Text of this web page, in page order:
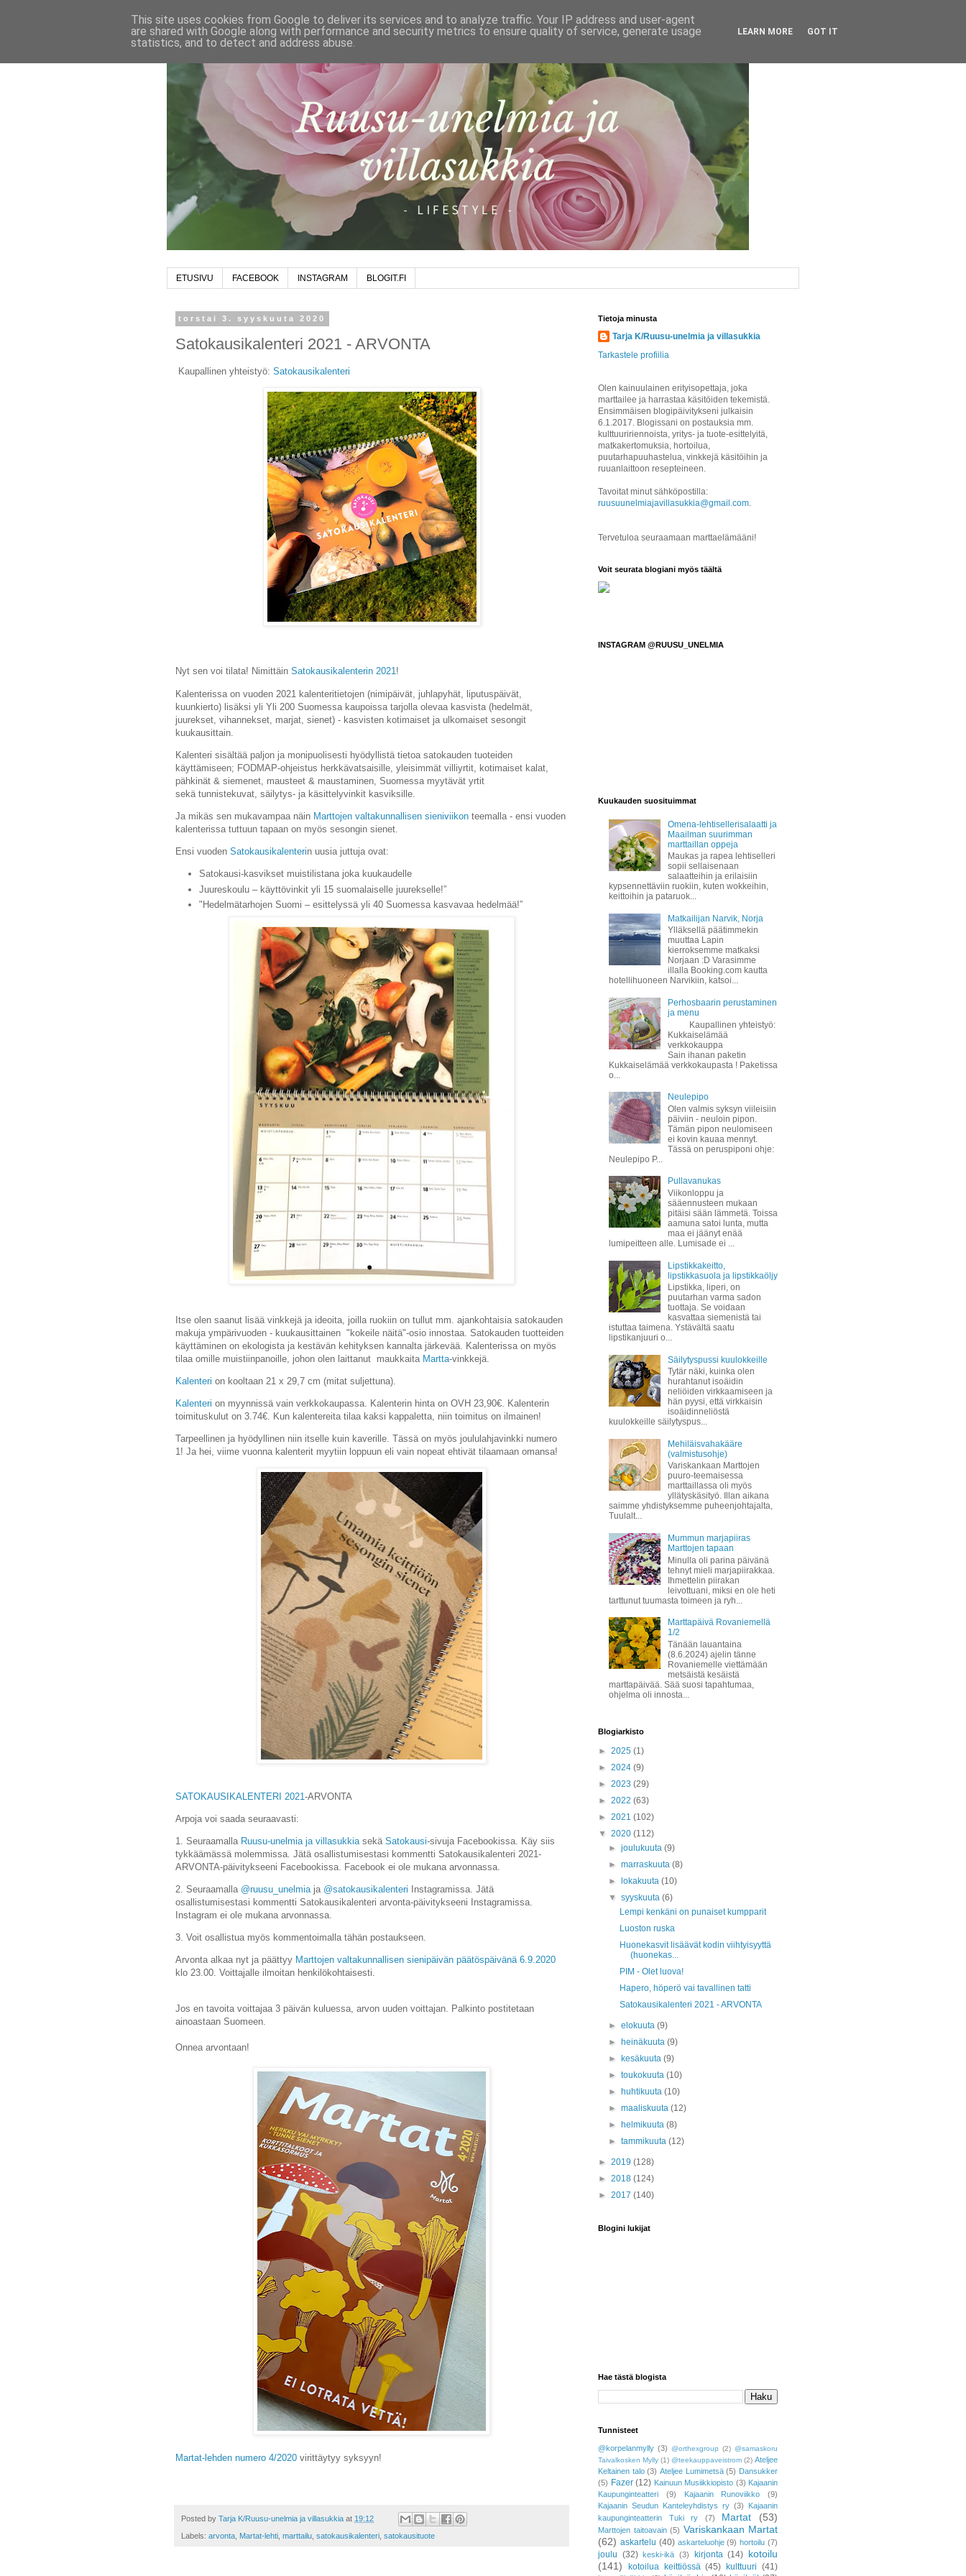
ETUSIVU FACEBOOK INSTAGRAM BLOGIT.FI
torstai 3. syyskuuta 2020
Satokausikalenteri 2021 - ARVONTA
Kaupallinen yhteistyö: Satokausikalenteri
Nyt sen voi tilata! Nimittäin Satokausikalenterin 2021!
Kalenterissa on vuoden 2021 kalenteritietojen (nimipäivät, juhlapyhät, liputuspäivät,
kuunkierto) lisäksi yli Yli 200 Suomessa kaupoissa tarjolla olevaa kasvista (hedelmät,
juurekset, vihannekset, marjat, sienet) - kasvisten kotimaiset ja ulkomaiset sesongit
kuukausittain.
Kalenteri sisältää paljon ja monipuolisesti hyödyllistä tietoa satokauden tuoteiden
käyttämiseen; FODMAP-ohjeistus herkkävatsaisille, y leisimmät villiyrtit, kotimaiset kalat,
pähkinät & siemenet, mausteet & maustaminen, Suomessa myytävät yrtit
sekä tunnistekuvat, säilytys- ja käsittelyvinkit kasviksille.
Ja mikäs sen mukavampaa näin Marttojen valtakunnallisen sieniviikon teemalla - ensi vuoden
kalenterissa tuttuun tapaan on myös sesongin sienet.
Ensi vuoden Satokausikalenterin uusia juttuja ovat:
Satokausi-kasvikset muistilistana joka kuukaudelle
Juureskoulu – käyttövinkit yli 15 suomalaiselle juurekselle!”
"Hedelmätarhojen Suomi – esittelyssä yli 40 Suomessa kasvavaa hedelmää!”
Itse olen saanut lisää vinkkejä ja ideoita, joilla ruokiin on tullut mm. ajankohtaisia satokauden
makuja ympärivuoden - kuukausittainen "kokeile näitä"-osio innostaa. Satokauden tuotteiden
käyttäminen on ekologista ja kestävän kehityksen kannalta järkevää. Kalenterissa on myös
tilaa omille muistiinpanoille, johon olen laittanut maukkaita Martta-vinkkejä.
Kalenteri on kooltaan 21 x 29,7 cm (mitat suljettuna).
Kalenteri on myynnissä vain verkkokaupassa. Kalenterin hinta on OVH 23,90€. Kalenterin
toimituskulut on 3.74€. Kun kalentereita tilaa kaksi kappaletta, niin toimitus on ilmainen!
Tarpeellinen ja hyödyllinen niin itselle kuin kaverille. Tässä on myös joululahjavinkki numero
1! Ja hei, viime vuonna kalenterit myytiin loppuun eli vain nopeat ehtivät tilaamaan omansa!
SATOKAUSIKALENTERI 2021-ARVONTA
Arpoja voi saada seuraavasti:
1. Seuraamalla Ruusu-unelmia ja villasukkia sekä Satokausi-sivuja Facebookissa. Käy siis
tykkäämässä molemmissa. Jätä osallistumisestasi kommentti Satokausikalenteri 2021-
ARVONTA-päivitykseeni Facebookissa. Facebook ei ole mukana arvonnassa.
2. Seuraamalla @ruusu_unelmiaja @satokausikalenteri Instagramissa. Jätä
osallistumisestasi kommentti Satokausikalenteri arvonta-päivitykseeni Instagramissa.
Instagram ei ole mukana arvonnassa.
3. Voit osallistua myös kommentoimalla tähän postaukseen.
Arvonta alkaa nyt ja päättyy Marttojen valtakunnallisen sienipäivän päätöspäivänä 6.9.2020
klo 23.00. Voittajalle ilmoitan henkilökohtaisesti.
Jos en tavoita voittajaa 3 päivän kuluessa, arvon uuden voittajan. Palkinto postitetaan
ainoastaan Suomeen.
Onnea arvontaan!
Martat-lehden numero 4/2020 virittäytyy syksyyn!
Posted by Tarja K/Ruusu-unelmia ja villasukkia at 19:12
Labels: arvonta Martat-lehti marttailu satokausikalenteri satokausituote
Tietoja minusta
Tarja K/Ruusu-unelmia ja villasukkia
Tarkastele profiilia
Olen kainuulainen erityisopettaja, joka
marttailee ja harrastaa käsitöiden tekemistä.
Ensimmäisen blogipäivitykseni julkaisin
6.1.2017. Blogissani on postauksia mm.
kulttuuririennoista, yritys- ja tuote-esittelyitä,
matkakertomuksia, hortoilua,
puutarhapuuhastelua, vinkkejä käsitöihin ja
ruuanlaittoon resepteineen.
Tavoitat minut sähköpostilla:
ruusuunelmiajavillasukkia@gmail.com.
Tervetuloa seuraamaan marttaelämääni!
Voit seurata blogiani myös täältä
INSTAGRAM @RUUSU_UNELMIA
Kuukauden suosituimmat
Omena-lehtisellerisalaatti ja
Maailman suurimman
marttaillan oppeja
Maukas ja rapea lehtiselleri
sopii sellaisenaan
salaatteihin ja erilaisiin
kypsennettäviin ruokiin, kuten wokkeihin,
keittoihin ja pataruok...
Matkailijan Narvik, Norja
Ylläksellä päätimmekin
muuttaa Lapin
kierroksemme matkaksi
Norjaan :D Varasimme
illalla Booking.com kautta
hotellihuoneen Narvikiin, katsoi...
Perhosbaarin perustaminen
ja menu
Kaupallinen yhteistyö:
Kukkaiselämää
verkkokauppa
Sain ihanan paketin
Kukkaiselämää verkkokaupasta ! Paketissa
o...
Neulepipo
Olen valmis syksyn viileisiin
päiviin - neuloin pipon.
Tämän pipon neulomiseen
ei kovin kauaa mennyt.
Tässä on peruspiponi ohje:
Neulepipo P...
Pullavanukas
Viikonloppu ja
sääennusteen mukaan
pitäisi sään lämmetä. Toissa
aamuna satoi lunta, mutta
maa ei jäänyt enää
lumipeitteen alle. Lumisade ei ...
Lipstikkakeitto,
lipstikkasuola ja lipstikkaöljy
Lipstikka, liperi, on
puutarhan varma sadon
tuottaja. Se voidaan
kasvattaa siemenistä tai
istuttaa taimena. Ystävältä saatu
lipstikanjuuri o...
Säilytyspussi kuulokkeille
Tytär näki, kuinka olen
hurahtanut isoäidin
neliöiden virkkaamiseen ja
hän pyysi, että virkkaisin
isoäidinneliöstä
kuulokkeille säilytyspus...
Mehiläisvahakääre
(valmistusohje)
Variskankaan Marttojen
puuro-teemaisessa
marttaillassa oli myös
yllätyskäsityö. Illan aikana
saimme yhdistyksemme puheenjohtajalta,
Tuulalt...
Mummun marjapiiras
Marttojen tapaan
Minulla oli parina päivänä
tehnyt mieli marjapiirakkaa.
Ihmettelin piirakan
leivottuani, miksi en ole heti
tarttunut tuumasta toimeen ja ryh...
Marttapäivä Rovaniemellä
1/2
Tänään lauantaina
(8.6.2024) ajelin tänne
Rovaniemelle viettämään
metsäistä kesäistä
marttapäivää. Sää suosi tapahtumaa,
ohjelma oli innosta...
Blogiarkisto
► 2025 (1)
► 2024 (9)
► 2023 (29)
► 2022 (63)
► 2021 (102)
▼ 2020 (112)
►joulukuuta(9)
►marraskuuta(8)
►
lokakuuta(10)
▼syyskuuta(6)
Lempi kenkäni on punaiset kumpparit
Luoston ruska
Huonekasvit lisäävät kodin viihtyisyyttä
(huonekas...
PIM - Olet luova!
Hapero, höperö vai tavallinen tatti
Satokausikalenteri 2021 - ARVONTA
►elokuuta(9)
►
heinäkuuta(9)
►
kesäkuuta(9)
►toukokuuta(10)
►
huhtikuuta(10)
►maaliskuuta(12)
►
helmikuuta(8)
►tammikuuta(12)
► 2019 (128)
► 2018 (124)
► 2017 (140)
Blogini lukijat
Hae tästä blogista
Tunnisteet
@korpelanmylly (3) @orthexgroup (2) @samaskoru
Taivalkosken Mylly (1) @teekauppaveistrom (2) Ateljee
Keltainen talo (3) Ateljee Lumimetsä (5) Dansukker
(5) Fazer (12) Kainuun Musiikkiopisto (3) Kajaanin
Kaupunginteatteri
(9) Kajaanin Runoviikko
(9)
Kajaanin Seudun Kanteleyhdistys ry (3)
Kajaanin
kaupunginteatterin Tuki ry
(7) Martat (53)
Marttojen taitoavain (5) Variskankaan Martat
(62) askartelu (40) askarteluohje (9) hortoilu (7)
joulu (32) keski-ikä (3) kirjonta (14) kotoilu
(141)
kotoilua keittiössä (45) kulttuuri (41)
This site uses cookies from Google to deliver its services and to analyze traffic. Your IP address and user-agent
are shared with Google along with performance and security metrics to ensure quality of service, generate usage
statistics, and to detect and address abuse.
LEARN MORE GOT IT